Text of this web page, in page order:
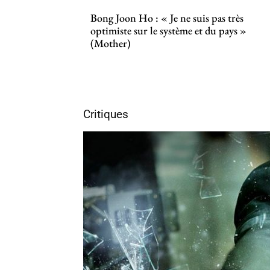
Bong Joon Ho : « Je ne suis pas très
optimiste sur le système et du pays »
(Mother)
Critiques